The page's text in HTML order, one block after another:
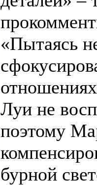
«Пытаясь
Луи не
поэтому
бурной